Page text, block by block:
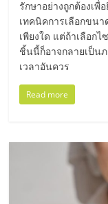
ทุน
ไว,
ที่
ปรึกษา
รักษาอย่างถูกต้องเพื่
เทคนิคการเลือกขน
เพียงใด แต่ถ้าเลือก
ชิ้นนี้ก็อาจกลายเป็น
เวลาอันควร
Read more